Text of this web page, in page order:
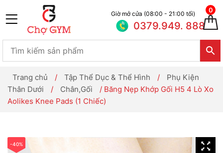
Giờ mở cửa (08:00 - 21:00 tối)
0379.949. 888
0
Trang chủ / Tập Thể Dục & Thể Hình /
Phụ Kiện
Thân Dưới
/ Chân,Gối
/ Băng Nẹp Khớp Gối H5 4 Lò Xo
Aolikes Knee Pads (1 Chiếc)
-40%